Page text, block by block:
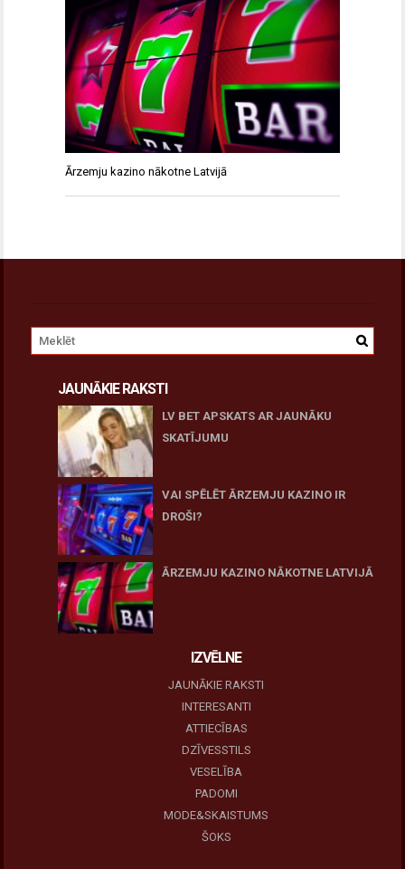
Ārzemju kazino nākotne Latvijā
JAUNĀKIE RAKSTI
LV BET APSKATS AR JAUNĀKU
SKATĪJUMU
VAI SPĒLĒT ĀRZEMJU KAZINO IR
DROŠI?
ĀRZEMJU KAZINO NĀKOTNE LATVIJĀ
IZVĒLNE
JAUNĀKIE RAKSTI
INTERESANTI
ATTIECĪBAS
DZĪVESSTILS
VESELĪBA
PADOMI
MODE&SKAISTUMS
ŠOKS